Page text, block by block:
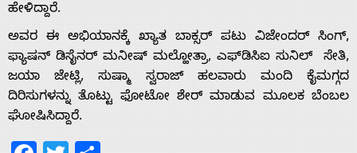
About
Us
Advertise
ಹೇಳಿದ್ದಾರೆ.
ಅವರ ಈ ಅಭಿಯಾನಕ್ಕೆ ಖ್ಯಾತ ಬಾಕ್ಸರ್ ಪಟು ವಿಜೇಂದರ್ ಸಿಂಗ್,
ಫ್ಯಾಷನ್ ಡಿಸೈನರ್ ಮನೀಷ್ ಮಲ್ಹೋತ್ರಾ, ಎಫ್‌ಡಿಸಿಐ ಸುನಿಲ್ ಸೇತಿ,
ಜಯಾ ಜೇಟ್ಲಿ, ಸುಷ್ಮಾ ಸ್ವರಾಜ್ ಹಲವಾರು ಮಂದಿ ಕೈಮಗ್ಗದ
ದಿರಿಸುಗಳನ್ನು ತೊಟ್ಟು ಫೋಟೋ ಶೇರ್ ಮಾಡುವ ಮೂಲಕ ಬೆಂಬಲ
ಘೋಷಿಸಿದ್ದಾರೆ.